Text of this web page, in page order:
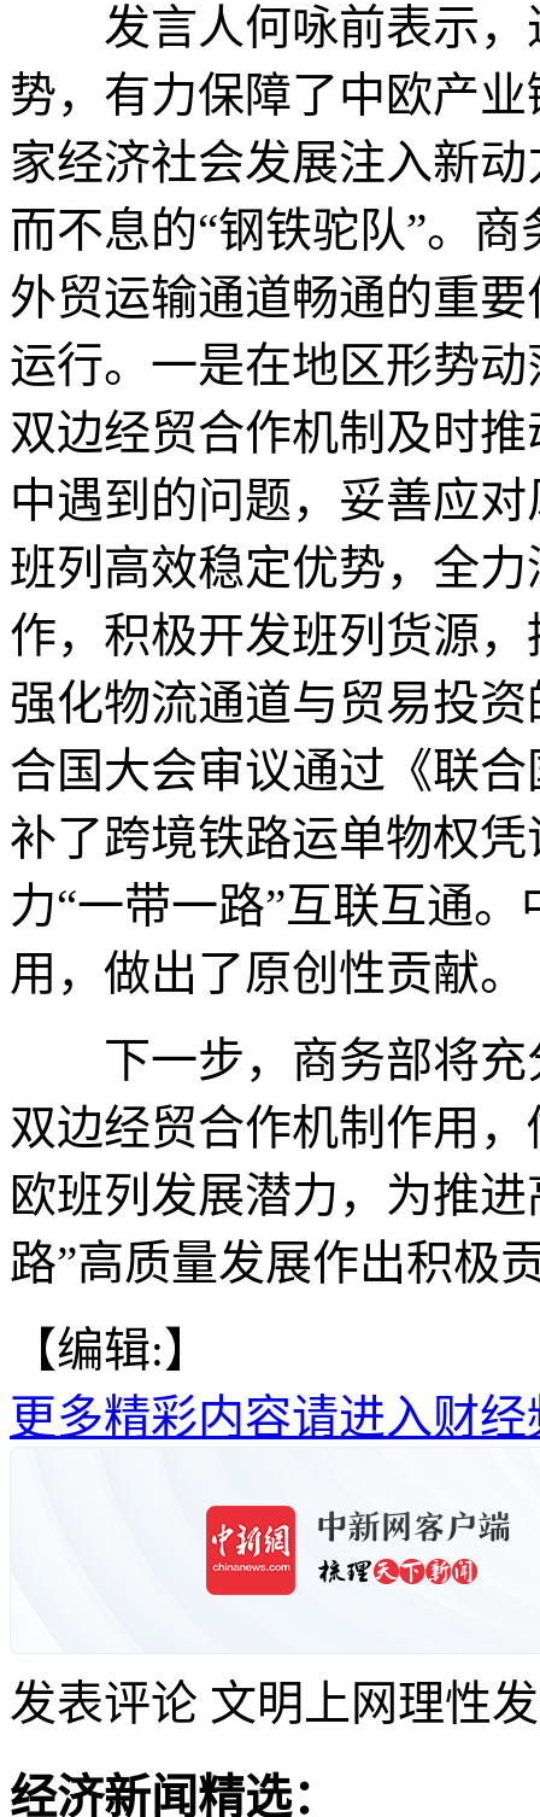
发言人何咏前表示，
势，有力保障了中欧产
家经济社会发展注入新
而不息的“钢铁驼队”。
外贸运输通道畅通的重
运行。一是在地区形势
双边经贸合作机制及时
中遇到的问题，妥善应
班列高效稳定优势，全
作，积极开发班列货源
强化物流通道与贸易投
合国大会审议通过《联
补了跨境铁路运单物权
力“一带一路”互联互通
用，做出了原创性贡献。
下一步，商务部将充
双边经贸合作机制作用
欧班列发展潜力，为推
路”高质量发展作出积极
【编辑:】
更多精彩内容请进入财经
发表评论 文明上网理性
经济新闻精选：